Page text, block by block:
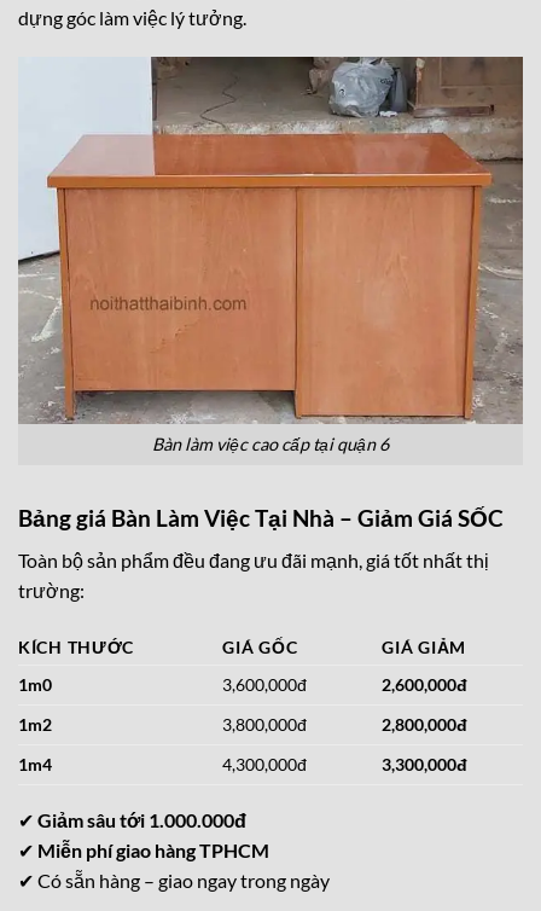
dựng góc làm việc lý tưởng.
Bàn làm việc cao cấp tại quận 6
Bảng giá Bàn Làm Việc Tại Nhà – Giảm Giá SỐC
Toàn bộ sản phẩm đều đang ưu đãi mạnh, giá tốt nhất thị
trường:
KÍCH THƯỚC GIÁ GỐC
GIÁ GIẢM
1m0
3,600,000đ
2,600,000đ
1m2
3,800,000đ
2,800,000đ
1m4
4,300,000đ 3,300,000đ
✔ Giảm sâu tới 1.000.000đ
✔ Miễn phí giao hàng TPHCM
✔ Có sẵn hàng – giao ngay trong ngày